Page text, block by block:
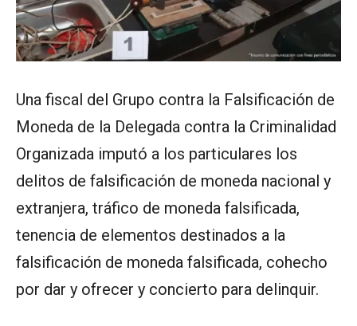
Una fiscal del Grupo contra la Falsificación de
Moneda de la Delegada contra la Criminalidad
Organizada imputó a los particulares los
delitos de falsificación de moneda nacional y
extranjera, tráfico de moneda falsificada,
tenencia de elementos destinados a la
falsificación de moneda falsificada, cohecho
por dar y ofrecer y concierto para delinquir.